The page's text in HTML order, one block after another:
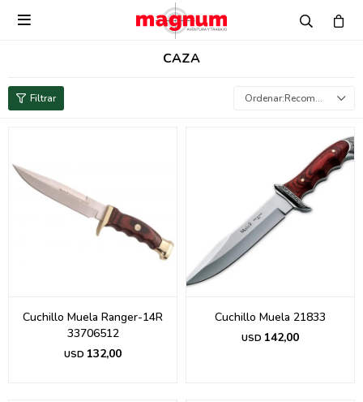

CAZA
Recomendados
Cuchillo Muela Ranger-14R
33706512
USD 132,00
Cuchillo Muela 21833
USD 142,00